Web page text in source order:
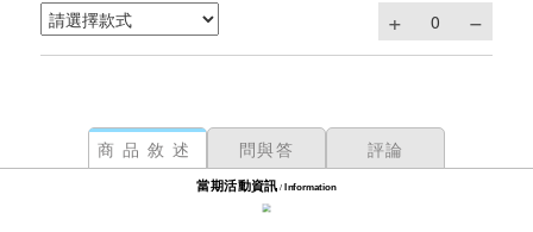
商品敘述 問與答 評論